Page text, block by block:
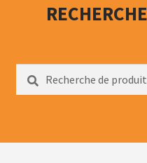
pour :